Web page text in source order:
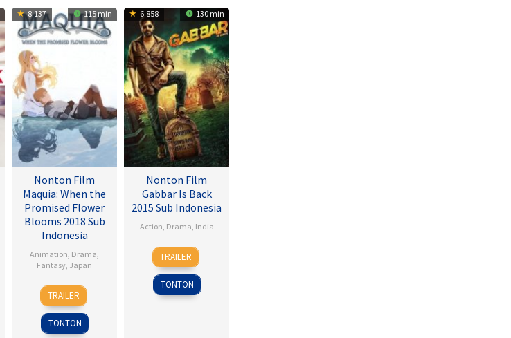
8.137 115 min
Nonton Film
Maquia: When the
Promised Flower
Blooms 2018 Sub
Indonesia
Animation Drama
Fantasy Japan
24
Feb
2018
Heo
Jong
TRAILER
TONTON
6.858 130 min
Nonton Film
Gabbar Is Back
2015 Sub Indonesia
Action Drama India
1
May
2015
Radha
Krishna
Jagarlamudi
TRAILER
TONTON